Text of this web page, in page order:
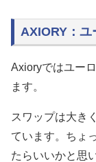
AXIORY：ユ
Axioryではユー
ます。
スワップは大き
ています。ちょ
たらいいかと思